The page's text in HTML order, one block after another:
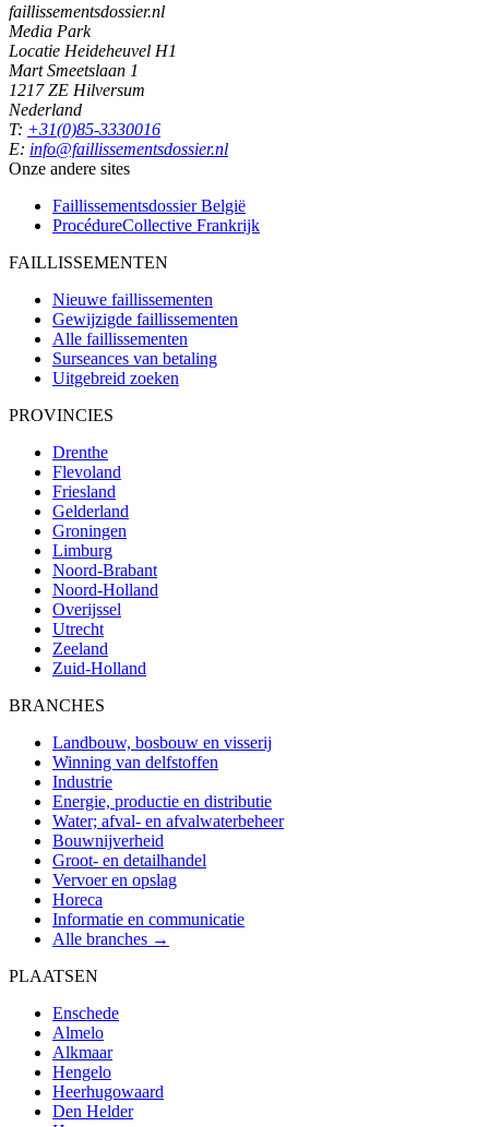
faillissementsdossier.nl
Media Park
Locatie Heideheuvel H1
Mart Smeetslaan 1
1217 ZE Hilversum
Nederland
T: +31(0)85-3330016
E: info@faillissementsdossier.nl
Onze andere sites
Faillissementsdossier België
ProcédureCollective Frankrijk
FAILLISSEMENTEN
Nieuwe faillissementen
Gewijzigde faillissementen
Alle faillissementen
Surseances van betaling
Uitgebreid zoeken
PROVINCIES
Drenthe
Flevoland
Friesland
Gelderland
Groningen
Limburg
Noord-Brabant
Noord-Holland
Overijssel
Utrecht
Zeeland
Zuid-Holland
BRANCHES
Landbouw, bosbouw en visserij
Winning van delfstoffen
Industrie
Energie, productie en distributie
Water; afval- en afvalwaterbeheer
Bouwnijverheid
Groot- en detailhandel
Vervoer en opslag
Horeca
Informatie en communicatie
Alle branches →
PLAATSEN
Enschede
Almelo
Alkmaar
Hengelo
Heerhugowaard
Den Helder